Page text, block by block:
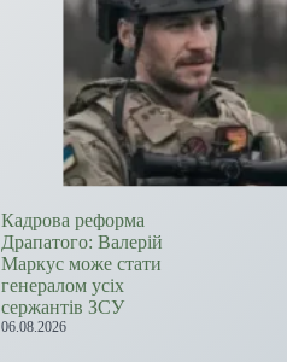
Кадрова реформа
Драпатого: Валерій
Маркус може стати
генералом усіх
сержантів ЗСУ
06.08.2026